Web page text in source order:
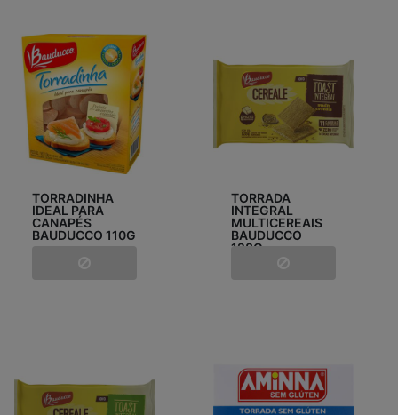
TORRADINHA
IDEAL PARA
CANAPÉS
BAUDUCCO 110G
TORRADA
INTEGRAL
MULTICEREAIS
BAUDUCCO
128G